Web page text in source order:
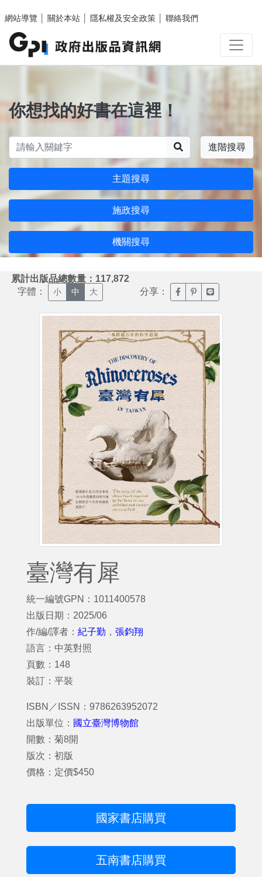
網站導覽
關於本站 隱私權及安全政策 聯絡我們
你想找的好書在這裡！
進階搜尋
主題搜尋
施政搜尋
機關搜尋
累計出版品總數量：117,872
字體： 小 中 大 分享： 臉書分享(另開新視窗)
噗浪分享(另開新
Line分享(另
臺灣有犀
統一編號GPN：1011400578
出版日期：2025/06
作/編/譯者： 紀子勤 ， 張鈞翔
語言：中英對照
頁數：148
裝訂：平裝
ISBN／ISSN：9786263952072
出版單位： 國立臺灣博物館
開數：菊8開
版次：初版
價格：定價$450
國家書店購買
五南書店購買